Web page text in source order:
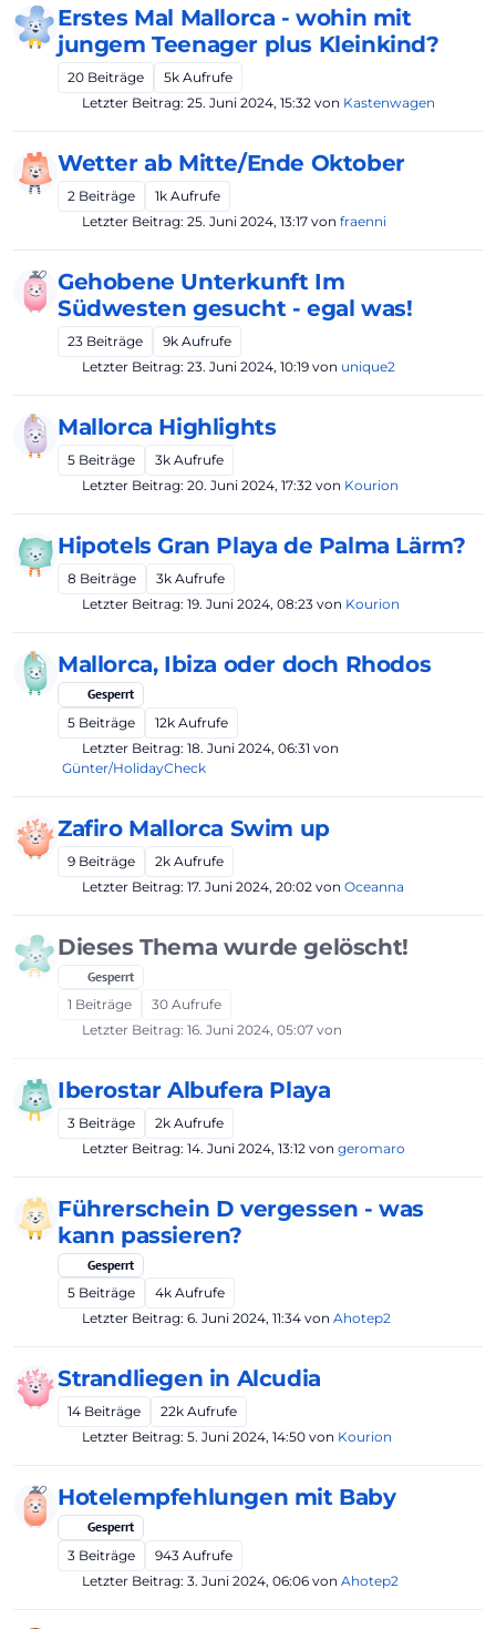
Erstes Mal Mallorca - wohin mit
jungem Teenager plus Kleinkind?
20 Beiträge 5k Aufrufe
Letzter Beitrag: 25. Juni 2024, 15:32 von Kastenwagen
Wetter ab Mitte/Ende Oktober
2 Beiträge 1k Aufrufe
Letzter Beitrag: 25. Juni 2024, 13:17 von fraenni
Gehobene Unterkunft Im
Südwesten gesucht - egal was!
23 Beiträge 9k Aufrufe
Letzter Beitrag: 23. Juni 2024, 10:19 von unique2
Mallorca Highlights
5 Beiträge 3k Aufrufe
Letzter Beitrag: 20. Juni 2024, 17:32 von Kourion
Hipotels Gran Playa de Palma Lärm?
8 Beiträge 3k Aufrufe
Letzter Beitrag: 19. Juni 2024, 08:23 von Kourion
Mallorca, Ibiza oder doch Rhodos
Gesperrt
5 Beiträge 12k Aufrufe
Letzter Beitrag: 18. Juni 2024, 06:31 von
Günter/HolidayCheck
Zafiro Mallorca Swim up
9 Beiträge 2k Aufrufe
Letzter Beitrag: 17. Juni 2024, 20:02 von Oceanna
Dieses Thema wurde gelöscht!
Gesperrt
1 Beiträge 30 Aufrufe
Letzter Beitrag: 16. Juni 2024, 05:07 von
Iberostar Albufera Playa
3 Beiträge 2k Aufrufe
Letzter Beitrag: 14. Juni 2024, 13:12 von geromaro
Führerschein D vergessen - was
kann passieren?
Gesperrt
5 Beiträge 4k Aufrufe
Letzter Beitrag: 6. Juni 2024, 11:34 von Ahotep2
Strandliegen in Alcudia
14 Beiträge 22k Aufrufe
Letzter Beitrag: 5. Juni 2024, 14:50 von Kourion
Hotelempfehlungen mit Baby
Gesperrt
3 Beiträge 943 Aufrufe
Letzter Beitrag: 3. Juni 2024, 06:06 von Ahotep2